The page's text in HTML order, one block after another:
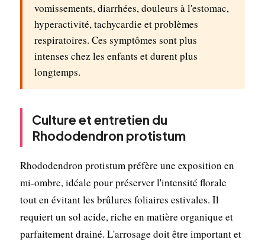
vomissements, diarrhées, douleurs à l'estomac,
hyperactivité, tachycardie et problèmes
respiratoires. Ces symptômes sont plus
intenses chez les enfants et durent plus
longtemps.
Culture et entretien du
Rhododendron protistum
Rhododendron protistum préfère une exposition en
mi-ombre, idéale pour préserver l'intensité florale
tout en évitant les brûlures foliaires estivales. Il
requiert un sol acide, riche en matière organique et
parfaitement drainé. L'arrosage doit être important et